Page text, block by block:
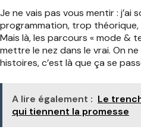
Je ne vais pas vous mentir : j’ai
programmation, trop
Mais là, les parcours « mode &
mettre le nez dans le vrai. On
histoires, c’est là que ça se
A lire également : Le
qui tiennent la promesse